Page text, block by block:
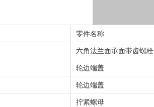
零件名称
六角法兰面承面带齿螺栓
轮边端盖
轮边端盖
拧紧螺母